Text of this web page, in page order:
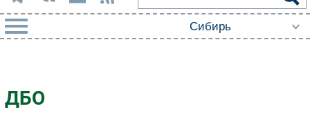
Импорто­замещение
ДБО